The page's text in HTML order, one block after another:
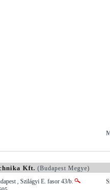
Kft. (Budapest Megye)
, Szilágyi E. fasor 43/b.